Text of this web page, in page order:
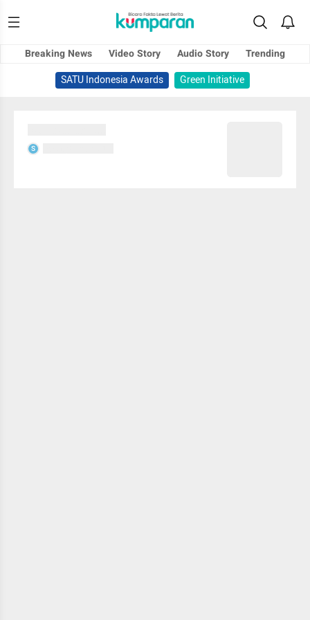
Breaking News Video Story Audio Story
Trending
SATU Indonesia Awards
Green Initiative
S